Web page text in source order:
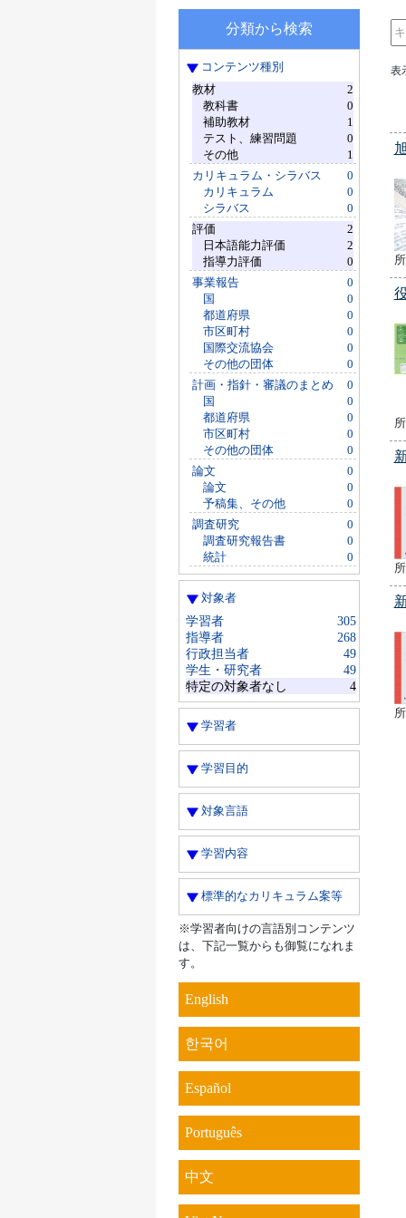
分類から検索
コンテンツ種別
教材
2
教科書
0
補助教材
1
テスト、練習問題
0
その他
1
カリキュラム・シラバス
0
カリキュラム
0
シラバス
0
評価
2
日本語能力評価
2
指導力評価
0
事業報告
0
国
0
都道府県
0
市区町村
0
国際交流協会
0
その他の団体
0
計画・指針・審議のまとめ
0
国
0
都道府県
0
市区町村
0
その他の団体
0
論文
0
論文
0
予稿集、その他
0
調査研究
0
調査研究報告書
0
統計
0
対象者
学習者
305
指導者
268
行政担当者
49
学生・研究者
49
特定の対象者なし
4
学習者
学習目的
対象言語
学習内容
標準的なカリキュラム案等
※学習者向けの言語別コンテンツ
は、下記一覧からも御覧になれま
す。
English
한국어
Español
Português
中文
表